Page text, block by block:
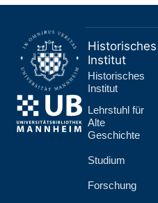
Historisches
Institut
Historisches
Institut
Lehr­stuhl für
Alte
Geschichte
Studium
Forschung